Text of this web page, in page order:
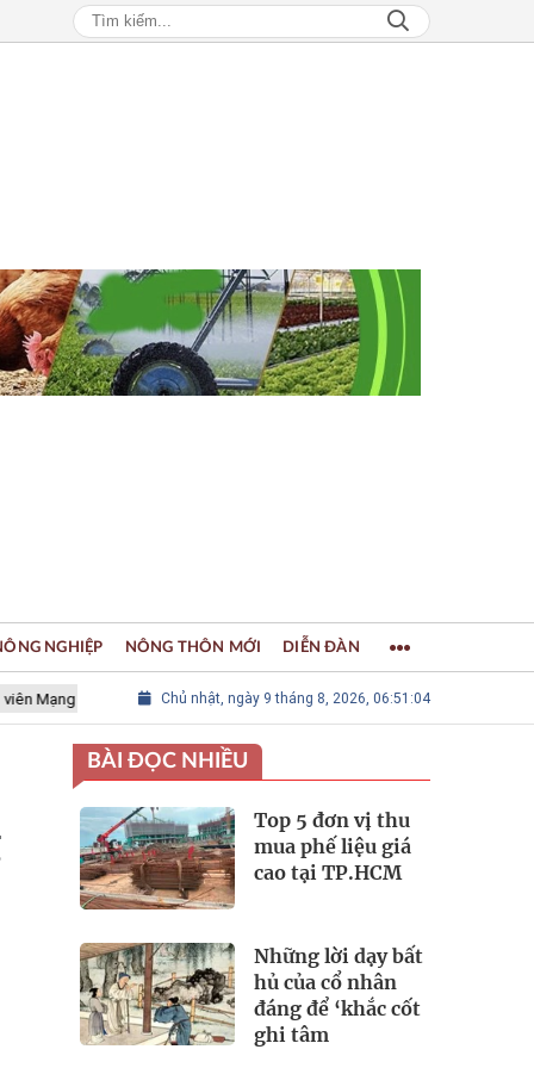
lưới các Thành phố Thủ công sáng tạo Thế giới LÀNG NGHỀ
Chủ nhật, ngày 9 tháng 8, 2026, 06:51:05
NGHIỆP NÔNG THÔN MỚI DIỄN ĐÀN
BÀI ĐỌC NHIỀU
Top 5 đơn vị thu
mua phế liệu giá
cao tại TP.HCM
Những lời dạy bất
hủ của cổ nhân
đáng để ‘khắc cốt
ghi tâm